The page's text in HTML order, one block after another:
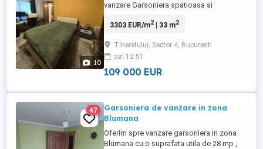
10
vanzare Garsoniera spatioasa si
metrou Tineretului. Decomandata, etaj 1
1980. Zona linistita, plina de Natura. Bloc
curat, bine intretinut, cu doua lifturi
moderne si ...
3303 EUR/m2| 33 m2
Tineretului, Sector 4, Bucuresti
azi 12:51
109 000 EUR
47
Garsoniera de vanzare in zona
Blumana
Oferim spre vanzare garsoniera in zona
Blumana cu o suprafata utila de 28 mp ,